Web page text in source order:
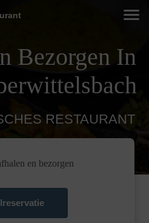
Bezorgen In
RESTAURANT
en bezorgen